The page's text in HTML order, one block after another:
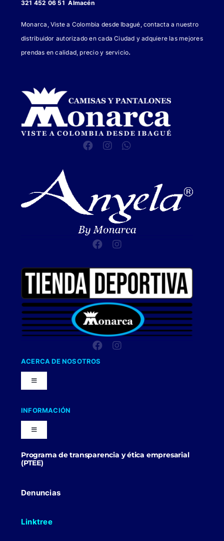
321 452 06 51 Almacén
Monarca, Viste a Colombia desde Ibagué, contacta a nuestro
distribuidor autorizado en cada Ciudad y adquiere las mejores
prendas en calidad, precio y servicio.
ACERCA DE NOSOTROS
Toggle
Navigation
Nuestra Compañia
Trabaja con nosotros
INFORMACIÓN
Toggle
Navigation
Blog
Politicas Comerciales
Programa de transparencia y ética empresarial
(PTEE)
Denuncias
Linktree